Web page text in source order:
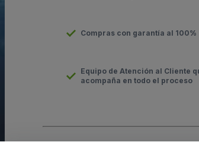
Compras con garantía al 100%
Equipo de Atención al Cliente
acompaña en todo el proceso